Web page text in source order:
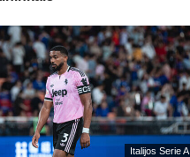
Italijos Serie A